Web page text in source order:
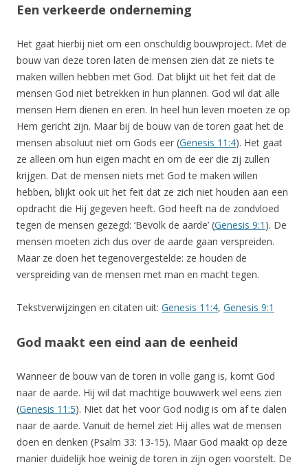
Een verkeerde onderneming
Het gaat hierbij niet om een onschuldig bouwproject. Met de
bouw van deze toren laten de mensen zien dat ze niets te
maken willen hebben met God. Dat blijkt uit het feit dat de
mensen God niet betrekken in hun plannen. God wil dat alle
mensen Hem dienen en eren. In heel hun leven moeten ze op
Hem gericht zijn. Maar bij de bouw van de toren gaat het de
mensen absoluut niet om Gods eer (Genesis 11:4). Het gaat
ze alleen om hun eigen macht en om de eer die zij zullen
krijgen. Dat de mensen niets met God te maken willen
hebben, blijkt ook uit het feit dat ze zich niet houden aan een
opdracht die Hij gegeven heeft. God heeft na de zondvloed
tegen de mensen gezegd: ‘Bevolk de aarde’ (Genesis 9:1 ). De
mensen moeten zich dus over de aarde gaan verspreiden.
Maar ze doen het tegenovergestelde: ze houden de
verspreiding van de mensen met man en macht tegen.
Tekstverwijzingen en citaten uit: Genesis 11:4, Genesis 9:1
God maakt een eind aan de eenheid
Wanneer de bouw van de toren in volle gang is, komt God
naar de aarde. Hij wil dat machtige bouwwerk wel eens zien
(Genesis 11:5). Niet dat het voor God nodig is om af te dalen
naar de aarde. Vanuit de hemel ziet Hij alles wat de mensen
doen en denken (Psalm 33: 13-15). Maar God maakt op deze
manier duidelijk hoe weinig de toren in zijn ogen voorstelt. De